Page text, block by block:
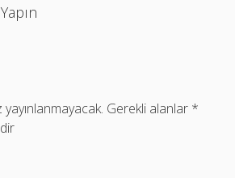
Gerekli alanlar *